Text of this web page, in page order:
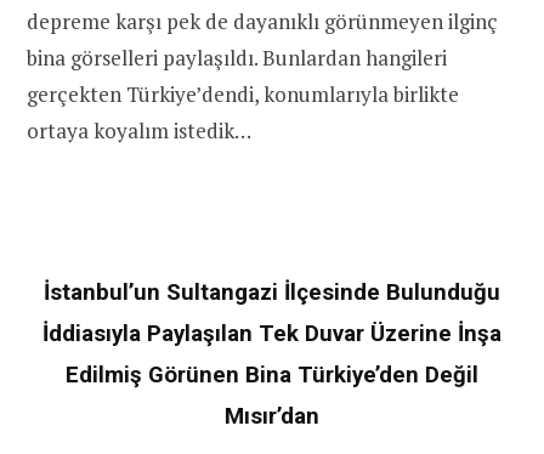
depreme karşı pek de dayanıklı görünmeyen ilginç
bina görselleri paylaşıldı. Bunlardan hangileri
gerçekten Türkiye’dendi, konumlarıyla birlikte
ortaya koyalım istedik…
İstanbul’un Sultangazi İlçesinde Bulunduğu
İddiasıyla Paylaşılan Tek Duvar Üzerine İnşa
Edilmiş Görünen Bina Türkiye’den Değil
Mısır’dan